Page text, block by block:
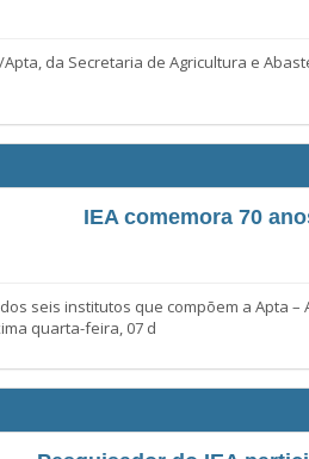
da Secretaria de Agricultura e
IEA comemora 70
seis institutos que compõem a
quarta-feira, 07 d